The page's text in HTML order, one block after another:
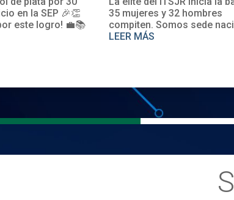
35 mujeres y 32 hombres
compiten. Somos sede nacional